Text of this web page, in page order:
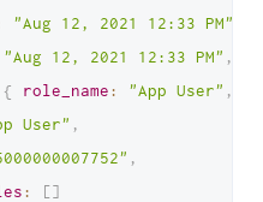
"Aug 12, 2021 12:33 PM"
"Aug 12, 2021 12:33 PM" ,
{ role_name: "App User" ,
User" ,
,
: []